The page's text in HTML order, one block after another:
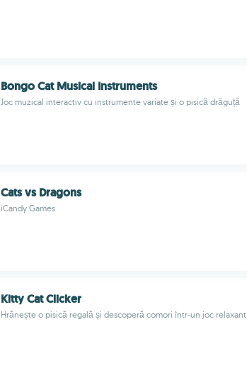
Bongo Cat Musical Instruments
Joc muzical interactiv cu instrumente variate și o pisică drăguță
Cats vs Dragons
iCandy Games
Kitty Cat Clicker
Hrănește o pisică regală și descoperă comori într-un joc relaxant